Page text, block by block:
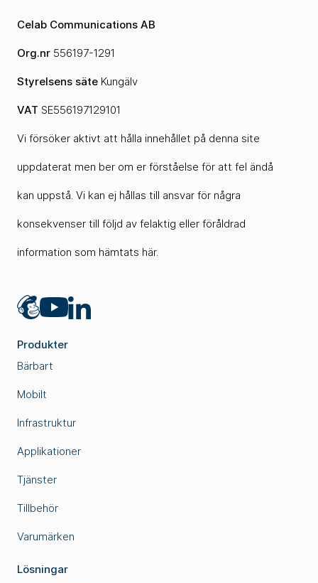
Celab Communications AB
Org.nr 556197-1291
Styrelsens säte Kungälv
VAT SE556197129101
Vi försöker aktivt att hålla innehållet på denna site
uppdaterat men ber om er förståelse för att fel ändå
kan uppstå. Vi kan ej hållas till ansvar för några
konsekvenser till följd av felaktig eller föråldrad
information som hämtats här.
Mailchimp
YouTubeLinkedIn
Produkter
Bärbart
Mobilt
Infrastruktur
Applikationer
Tjänster
Tillbehör
Varumärken
Lösningar